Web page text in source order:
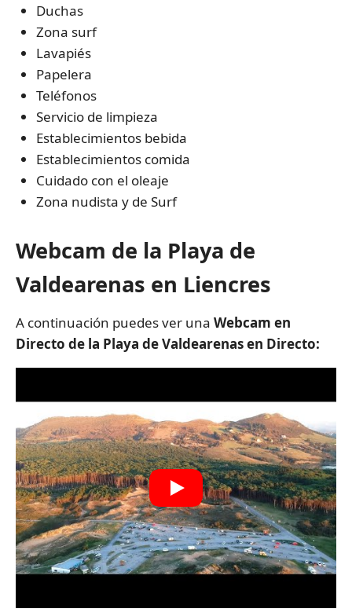
Duchas
Zona surf
Lavapiés
Papelera
Teléfonos
Servicio de limpieza
Establecimientos bebida
Establecimientos comida
Cuidado con el oleaje
Zona nudista y de Surf
Webcam de la Playa de
Valdearenas en Liencres
A continuación puedes ver una Webcam en
Directo de la Playa de Valdearenas en Directo: